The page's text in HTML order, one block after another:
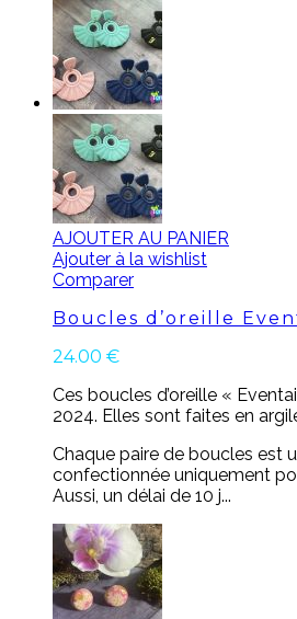
AJOUTER AU PANIER
Ajouter à la wishlist
Comparer
Boucles d’oreille
24.00 €
Ces boucles d’oreille «
2024. Elles sont faites en
Chaque paire de boucles est
confectionnée uniquement
Aussi, un délai de 10 j...